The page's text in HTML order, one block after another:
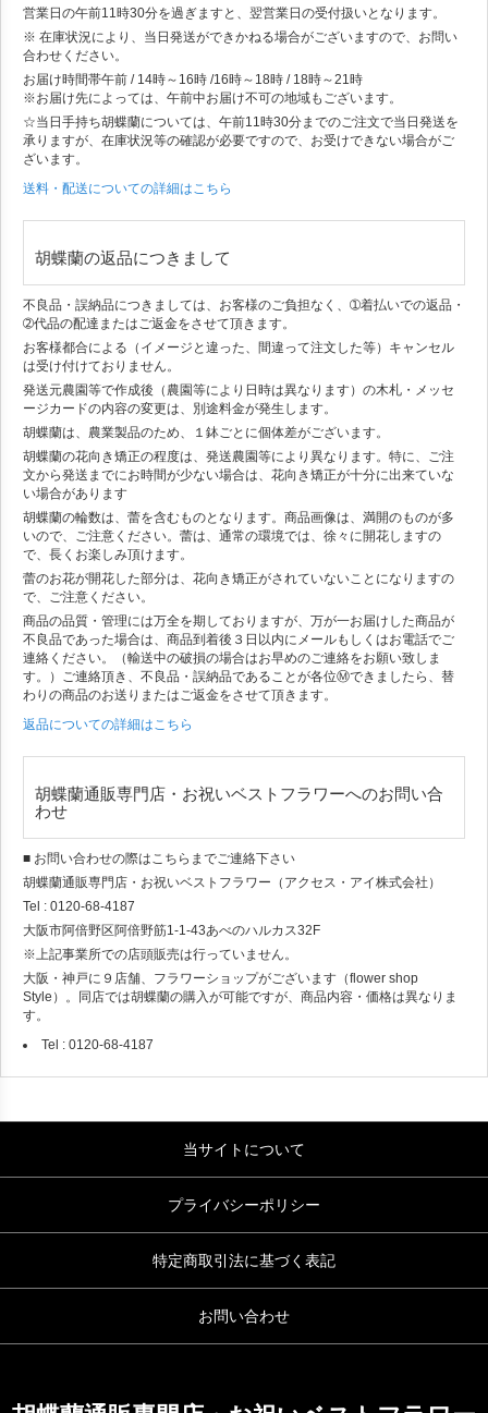
営業日の午前11時30分を過ぎますと、翌営業日の受付扱いとなります。
※ 在庫状況により、当日発送ができかねる場合がございますので、お問い
合わせください。
お届け時間帯午前 / 14時～16時 /16時～18時 / 18時～21時
※お届け先によっては、午前中お届け不可の地域もございます。
☆当日手持ち胡蝶蘭については、午前11時30分までのご注文で当日発送を
承りますが、在庫状況等の確認が必要ですので、お受けできない場合がご
ざいます。
送料・配送についての詳細はこちら
胡蝶蘭の返品につきまして
不良品・誤納品につきましては、お客様のご負担なく、➀着払いでの返品・
➁代品の配達またはご返金をさせて頂きます。
お客様都合による（イメージと違った、間違って注文した等）キャンセル
は受け付けておりません。
発送元農園等で作成後（農園等により日時は異なります）の木札・メッセ
ージカードの内容の変更は、別途料金が発生します。
胡蝶蘭は、農業製品のため、１鉢ごとに個体差がございます。
胡蝶蘭の花向き矯正の程度は、発送農園等により異なります。特に、ご注
文から発送までにお時間が少ない場合は、花向き矯正が十分に出来ていな
い場合があります
胡蝶蘭の輪数は、蕾を含むものとなります。商品画像は、満開のものが多
いので、ご注意ください。蕾は、通常の環境では、徐々に開花しますの
で、長くお楽しみ頂けます。
蕾のお花が開花した部分は、花向き矯正がされていないことになりますの
で、ご注意ください。
商品の品質・管理には万全を期しておりますが、万が一お届けした商品が
不良品であった場合は、商品到着後３日以内にメールもしくはお電話でご
連絡ください。（輸送中の破損の場合はお早めのご連絡をお願い致しま
す。）ご連絡頂き、不良品・誤納品であることが各位Ⓜできましたら、替
わりの商品のお送りまたはご返金をさせて頂きます。
返品についての詳細はこちら
胡蝶蘭通販専門店・お祝いベストフラワーへのお問い合
わせ
■ お問い合わせの際はこちらまでご連絡下さい
胡蝶蘭通販専門店・お祝いベストフラワー（アクセス・アイ株式会社）
Tel : 0120-68-4187
大阪市阿倍野区阿倍野筋1-1-43あべのハルカス32F
※上記事業所での店頭販売は行っていません。
大阪・神戸に９店舗、フラワーショップがございます（flower shop
Style）。同店では胡蝶蘭の購入が可能ですが、商品内容・価格は異なりま
す。
Tel : 0120-68-4187
当サイトについて
プライバシーポリシー
特定商取引法に基づく表記
お問い合わせ